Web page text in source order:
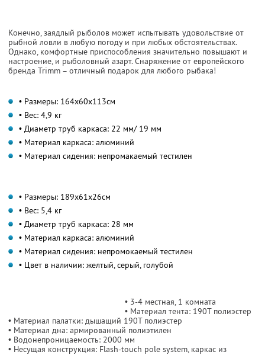
Конечно, заядлый рыболов может испытывать удовольствие от
рыбной ловли в любую погоду и при любых обстоятельствах.
Однако, комфортные приспособления значительно повышают и
настроение, и рыболовный азарт. Снаряжение от европейского
бренда Trimm – отличный подарок для любого рыбака!
• Размеры: 164x60x113см
• Вес: 4,9 кг
• Диаметр труб каркаса: 22 мм/ 19 мм
• Материал каркаса: алюминий
• Материал сидения: непромакаемый тестилен
• Размеры: 189x61x26см
• Вес: 5,4 кг
• Диаметр труб каркаса: 28 мм
• Материал каркаса: алюминий
• Материал сидения: непромокаемый тестилен
• Цвет в наличии: желтый, серый, голубой
• 3-4 местная, 1 комната
• Материал тента: 190Т полиэстер
• Материал палатки: дышащий 190Т полиэстер
• Материал дна: армированный полиэтилен
• Водонепроницаемость: 2000 мм
• Несущая конструкция: Flash-touch pole system, каркас из